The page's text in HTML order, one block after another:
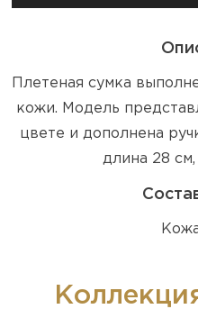
Плетеная сумка
кожи. Модель
цвете и дополнена
длина 28